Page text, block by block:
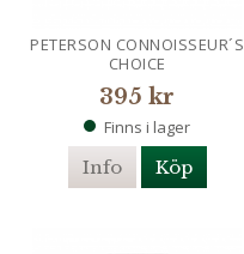
PETERSON CONNOISSEUR´S
CHOICE
395 kr
Finns i lager
Info Köp